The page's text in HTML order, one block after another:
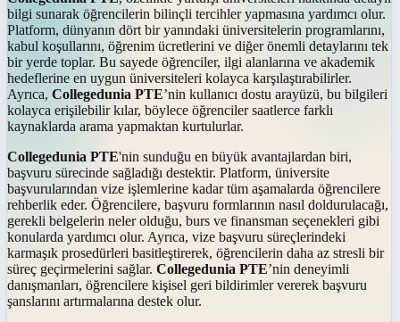
bilgi sunarak öğrencilerin bilinçli tercihler yapmasına yardımcı olur.
Platform, dünyanın dört bir yanındaki üniversitelerin programlarını,
kabul koşullarını, öğrenim ücretlerini ve diğer önemli detaylarını tek
bir yerde toplar. Bu sayede öğrenciler, ilgi alanlarına ve akademik
hedeflerine en uygun üniversiteleri kolayca karşılaştırabilirler.
Ayrıca, Collegedunia PTE’nin kullanıcı dostu arayüzü, bu bilgileri
kolayca erişilebilir kılar, böylece öğrenciler saatlerce farklı
kaynaklarda arama yapmaktan kurtulurlar.
Collegedunia PTE'nin sunduğu en büyük avantajlardan biri,
başvuru sürecinde sağladığı destektir. Platform, üniversite
başvurularından vize işlemlerine kadar tüm aşamalarda öğrencilere
rehberlik eder. Öğrencilere, başvuru formlarının nasıl doldurulacağı,
gerekli belgelerin neler olduğu, burs ve finansman seçenekleri gibi
konularda yardımcı olur. Ayrıca, vize başvuru süreçlerindeki
karmaşık prosedürleri basitleştirerek, öğrencilerin daha az stresli bir
süreç geçirmelerini sağlar. Collegedunia PTE’nin deneyimli
danışmanları, öğrencilere kişisel geri bildirimler vererek başvuru
şanslarını artırmalarına destek olur.